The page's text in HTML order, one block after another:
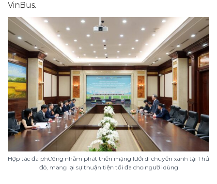
VinBus.
Hợp tác đa phương nhằm phát triển mạng lưới di chuyển xanh tại Thủ
đô, mang lại sự thuận tiện tối đa cho người dùng